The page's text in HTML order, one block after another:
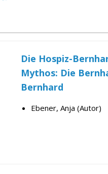
Die Hospiz-
Mythos: Die
Bernhard
Ebener, Anja (Autor)